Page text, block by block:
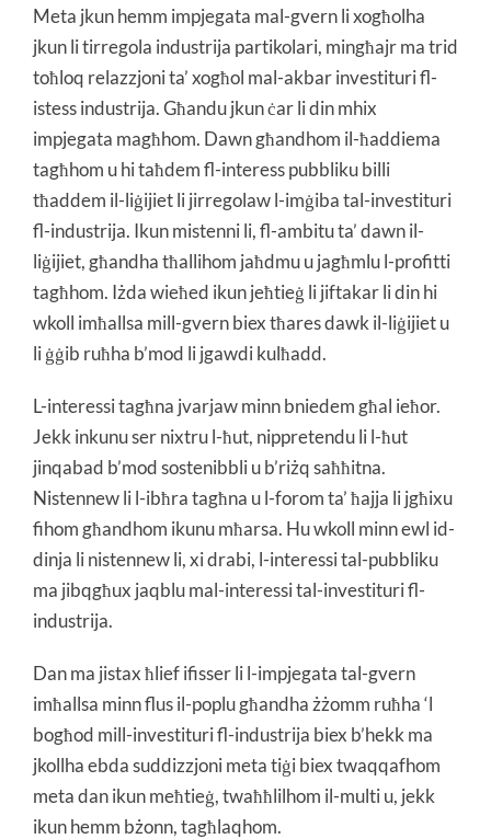
Meta jkun hemm impjegata mal-gvern li xogħolha
jkun li tirregola industrija partikolari, mingħajr ma trid
toħloq relazzjoni ta’ xogħol mal-akbar investituri fl-
istess industrija. Għandu jkun ċar li din mhix
impjegata magħhom. Dawn għandhom il-ħaddiema
tagħhom u hi taħdem fl-interess pubbliku billi
tħaddem il-liġijiet li jirregolaw l-imġiba tal-investituri
fl-industrija. Ikun mistenni li, fl-ambitu ta’ dawn il-
liġijiet, għandha tħallihom jaħdmu u jagħmlu l-profitti
tagħhom. Iżda wieħed ikun jeħtieġ li jiftakar li din hi
wkoll imħallsa mill-gvern biex tħares dawk il-liġijiet u
li ġġib ruħha b’mod li jgawdi kulħadd.
L-interessi tagħna jvarjaw minn bniedem għal ieħor.
Jekk inkunu ser nixtru l-ħut, nippretendu li l-ħut
jinqabad b’mod sostenibbli u b’riżq saħħitna.
Nistennew li l-ibħra tagħna u l-forom ta’ ħajja li jgħixu
fihom għandhom ikunu mħarsa. Hu wkoll minn ewl id-
dinja li nistennew li, xi drabi, l-interessi tal-pubbliku
ma jibqgħux jaqblu mal-interessi tal-investituri fl-
industrija.
Dan ma jistax ħlief ifisser li l-impjegata tal-gvern
imħallsa minn flus il-poplu għandha żżomm ruħha ‘l
bogħod mill-investituri fl-industrija biex b’hekk ma
jkollha ebda suddizzjoni meta tiġi biex twaqqafhom
meta dan ikun meħtieġ, twaħħlilhom il-multi u, jekk
ikun hemm bżonn, tagħlaqhom.